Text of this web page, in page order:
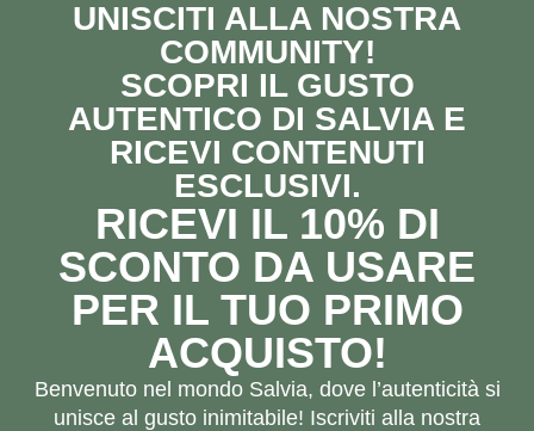
UNISCITI ALLA NOSTRA
COMMUNITY!
SCOPRI IL GUSTO
AUTENTICO DI SALVIA E
RICEVI CONTENUTI
ESCLUSIVI.
RICEVI IL 10% DI
SCONTO DA USARE
PER IL TUO PRIMO
ACQUISTO!
Benvenuto nel mondo Salvia, dove l’autenticità si
unisce al gusto inimitabile! Iscriviti alla nostra